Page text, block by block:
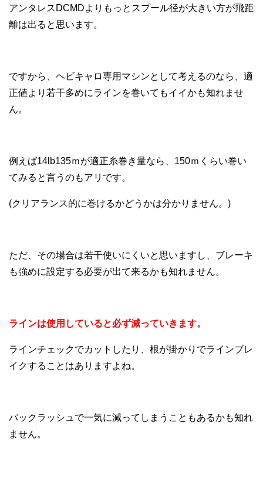
アンタレスDCMDよりもっとスプール径が大きい方が飛距
離は出ると思います。
ですから、ヘビキャロ専用マシンとして考えるのなら、適
正値より若干多めにラインを巻いてもイイかも知れませ
ん。
例えば14lb135ｍが適正糸巻き量なら、150ｍくらい巻い
てみると言うのもアリです。
(クリアランス的に巻けるかどうかは分かりません。)
ただ、その場合は若干使いにくいと思いますし、ブレーキ
も強めに設定する必要が出て来るかも知れません。
ラインは使用していると必ず減っていきます。
ラインチェックでカットしたり、根が掛かりでラインブレ
イクすることはありますよね。
バックラッシュで一気に減ってしまうこともあるかも知れ
ません。